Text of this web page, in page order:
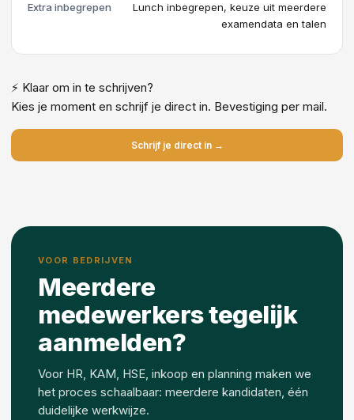
Extra inbegrepen
Lunch inbegrepen, keuze uit meerdere
examendata en talen
⚡ Klaar om in te schrijven?
Kies je moment en schrijf je direct in. Bevestiging per mail.
Schrijf je direct in →
VOOR BEDRIJVEN
Meerdere
medewerkers tegelijk
aanmelden?
Voor HR, KAM, HSE, inkoop en planning maken we
het proces schaalbaar: meerdere kandidaten, één
duidelijke werkwijze.